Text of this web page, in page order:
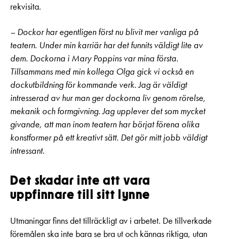
rekvisita.
– Dockor har egentligen först nu blivit mer vanliga på
teatern. Under min karriär har det funnits väldigt lite av
dem. Dockorna i Mary Poppins var mina första.
Tillsammans med min kollega Olga gick vi också en
dockutbildning för kommande verk. Jag är väldigt
intresserad av hur man ger dockorna liv genom rörelse,
mekanik och formgivning. Jag upplever det som mycket
givande, att man inom teatern har börjat förena olika
konstformer på ett kreativt sätt. Det gör mitt jobb väldigt
intressant.
Det skadar inte att vara
uppfinnare till sitt lynne
Utmaningar finns det tillräckligt av i arbetet. De tillverkade
föremålen ska inte bara se bra ut och kännas riktiga, utan